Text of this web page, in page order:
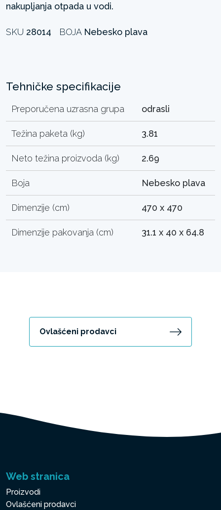
nakupljanja otpada u vodi. ​
SKU 28014 BOJA Nebesko plava
Tehničke specifikacije
Preporučena uzrasna grupa odrasli
Težina paketa (kg) 3.81
Neto težina proizvoda (kg) 2.69
Boja Nebesko plava
Dimenzije (cm) 470 x 470
Dimenzije pakovanja (cm) 31.1 x 40 x 64.8
Ovlašćeni prodavci
Web stranica
Proizvodi
Ovlašćeni prodavci